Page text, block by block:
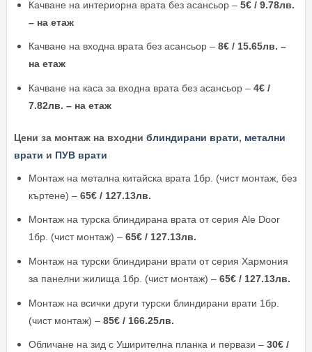
Качване на интериорна врата без асансьор – 5€ / 9.78лв.
– на етаж
Качване на входна врата без асансьор – 8€ / 15.65лв. –
на етаж
Качване на каса за входна врата без асансьор – 4€ /
7.82лв. – на етаж
Цени за монтаж на входни блиндирани врати, метални
врати и ПУВ врати
Монтаж на метална китайска врата 1бр. (чист монтаж, без
къртене) – 65€ / 127.13лв.
Монтаж на турска блиндирана врата от серия Ale Door
1бр. (чист монтаж) – 65€ / 127.13лв.
Монтаж на турски блиндирани врати от серия Хармония
за панелни жилища 1бр. (чист монтаж) – 65€ / 127.13лв.
Монтаж на всички други турски блиндирани врати 1бр.
(чист монтаж) – 85€ / 166.25лв.
Обличане на зид с Уширителна планка и первази – 30€ /